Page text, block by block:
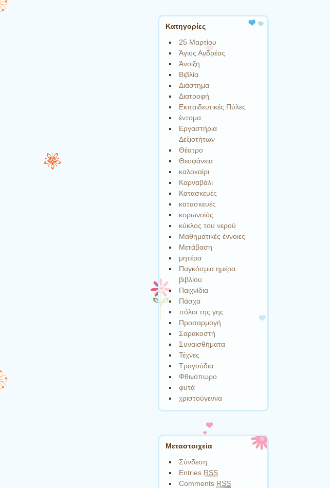
Kατηγορίες
25 Μαρτίου
Άγιος Ανδρέας
Άνοιξη
Βιβλία
Διάστημα
Διατροφή
Εκπαιδευτικές Πύλες
έντομα
Εργαστήρια
Δεξιοτήτων
Θέατρο
Θεοφάνεια
καλοκαίρι
Καρναβάλι
Κατασκευές
κατασκευές
κορωνοϊός
κύκλος του νερού
Μαθηματικές έννοιες
Μετάβαση
μητέρα
Παγκόσμια ημέρα
βιβλίου
Παιχνίδια
Πάσχα
πόλοι της γης
Προσαρμογή
Σαρακοστή
Συναισθήματα
Τέχνες
Τραγούδια
Φθινόπωρο
φυτά
χριστούγεννα
Μεταστοιχεία
Σύνδεση
Entries RSS
Comments RSS